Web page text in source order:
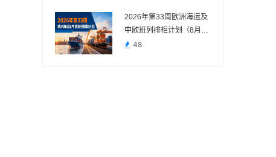
2026年第33周欧洲海运及
中欧班列排柜计划（8月10
日—8月16日）
48